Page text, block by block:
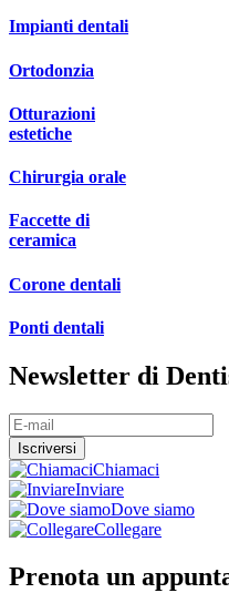
Impianti dentali
Ortodonzia
Otturazioni
estetiche
Chirurgia orale
Faccette di
ceramica
Corone dentali
Ponti dentali
Newsletter di
Chiamaci
Inviare
Dove siamo
Collegare
Prenota un